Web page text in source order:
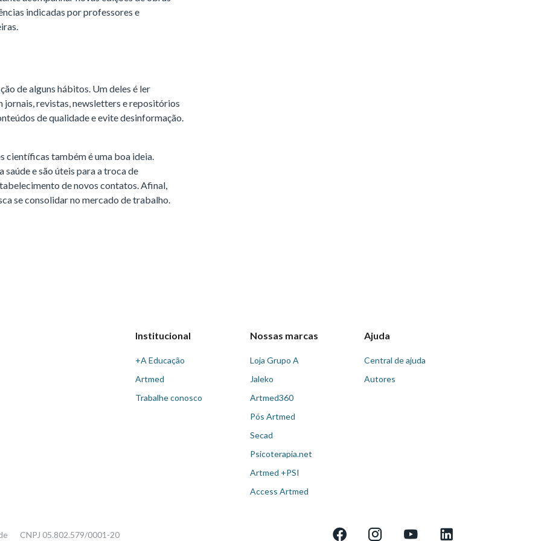
indicadas por professores e
de alguns hábitos. Um deles é ler
jornais, revistas, newsletters e repositórios
de qualidade e evite desinformação.
científicas também é uma boa ideia.
e são úteis para a troca de
de novos contatos. Afinal,
se consolidar no mercado de trabalho.
Institucional
+A Educação
Artmed
Trabalhe conosco
Nossas marcas
Loja Grupo A
Jaleko
Artmed360
Pós Artmed
Secad
Psicoterapia.net
Artmed +PSI
Access Artmed
Ajuda
Central de ajuda
Autores
CNPJ 05.802.579/0001-20